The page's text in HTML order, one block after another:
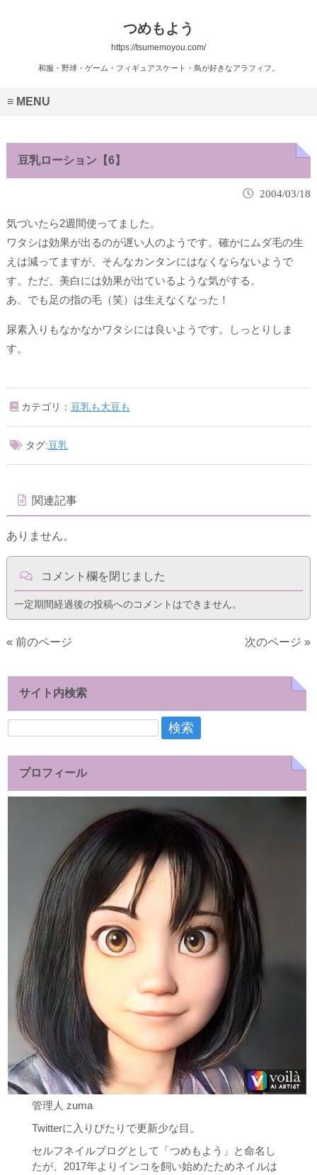
つめもよう
https://tsumemoyou.com/
和服・野球・ゲーム・フィギュアスケート・鳥が好きなアラフィフ。
MENU
豆乳ローション【6】
2004/03/18
気づいたら2週間使ってました。
ワタシは効果が出るのが遅い人のようです。確かにムダ毛の生
えは減ってますが、そんなカンタンにはなくならないようで
す。ただ、 美白には効果が出ているような気がする。
あ、でも足の指の毛（笑）は生えなくなった！
尿素入りもなかなかワタシには良いようです。しっとりしま
す。
カテゴリ： 豆乳も大豆も
タグ:豆乳
関連記事
ありません。
コメント欄を閉じました
一定期間経過後の投稿へのコメントはできません。
« 前のページ 次のページ »
サイト内検索
検
プロフィール
管理人 zuma
Twitterに入りびたりで更新少な目。
セルフネイルブログとして「つめもよう」と命名し
たが、2017年よりインコを飼い始めたためネイルは